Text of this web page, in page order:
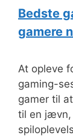
Bedste
gamere
At opleve
gaming-
gamer til
til en jævn,